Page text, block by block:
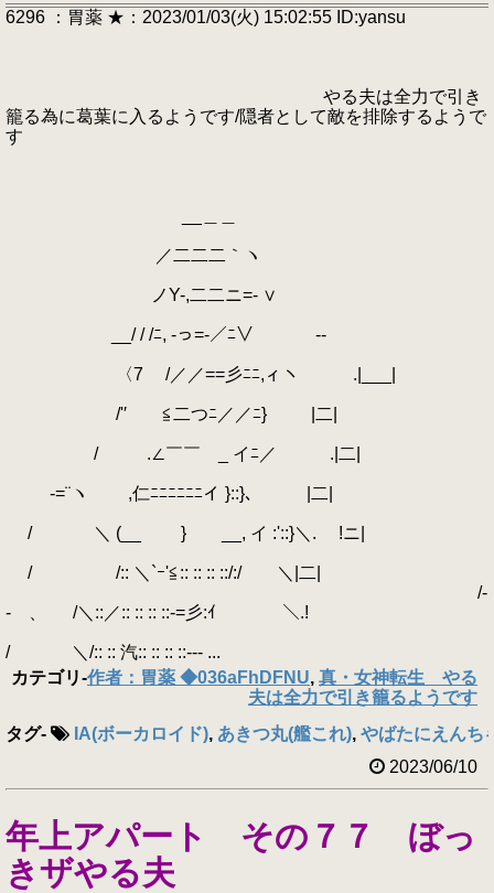
6296 ：胃薬 ★：2023/01/03(火) 15:02:55 ID:yansu
やる夫は全力で引き
籠る為に葛葉に入るようです/隠者として敵を排除するようで
す
／二二二｀ヽ
ノY-,二二ニ=- ∨
__/ / /ﾆ, -っ=-／ﾆ∨ --
〈7 /／／==彡ﾆﾆ,ィヽ .|___|
/'′ ≦二つﾆ／／ﾆ} |二|
/ .∠￣￣ _ イﾆ／ .|二|
-=¨ヽ ,仁ﾆﾆﾆﾆﾆﾆイ }::}､ |二|
/ ＼ (__ } __, イ :'::}＼. !ニ|
/ /:: ＼`ｰ'≦:: :: :: ::/:/ ＼|二|
/-
- 、 /＼::／:: :: :: ::-=彡:ｲ ＼.!
/ ＼/:: :: 汽:: :: :: ::-‐‐ ...
カテゴリ-作者：胃薬 ◆036aFhDFNU, 真・女神転生 やる
夫は全力で引き籠るようです
タグ- IA(ボーカロイド), あきつ丸(艦これ), やばたにえんち
2023/06/10
年上アパート その７７ ぼっ
きザやる夫